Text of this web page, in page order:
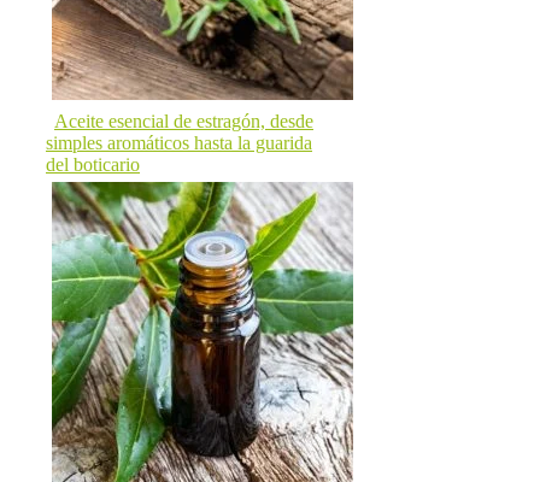
Aceite esencial de estragón, desde
simples aromáticos hasta la guarida
del boticario